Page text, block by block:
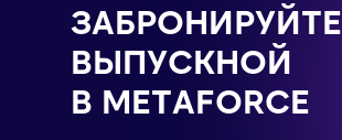
ЗАБРОНИРУЙТЕ
ВЫПУСКНОЙ
В METAFORCE